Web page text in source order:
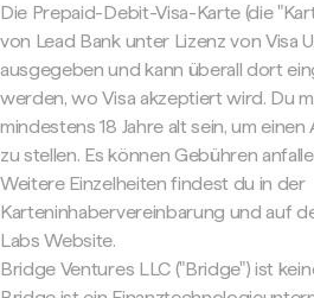
Die Prepaid-Debit-Visa-Karte (die
von Lead Bank unter Lizenz von Visa
ausgegeben und kann überall dort
werden, wo Visa akzeptiert wird. Du
mindestens 18 Jahre alt sein, um einen
zu stellen. Es können Gebühren
Weitere Einzelheiten findest du in der
Karteninhabervereinbarung und auf
Labs Website.
Bridge Ventures LLC ("Bridge") ist